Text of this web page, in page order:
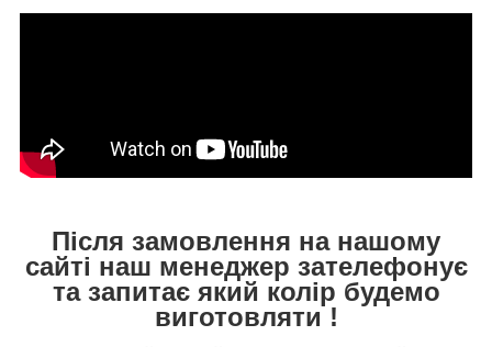
Після замовлення на нашому
сайті наш менеджер зателефонує
та запитає який колір будемо
виготовляти !